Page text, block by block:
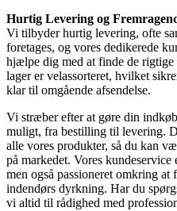
Hurtig Levering og
Vi tilbyder hurtig levering, ofte
foretages, og vores dedikerede
hjælpe dig med at finde de
lager er velassorteret, hvilket
klar til omgående afsendelse.
Vi stræber efter at gøre din
muligt, fra bestilling til levering.
alle vores produkter, så du kan
på markedet. Vores
men også passioneret omkring
indendørs dyrkning. Har du
vi altid til rådighed med